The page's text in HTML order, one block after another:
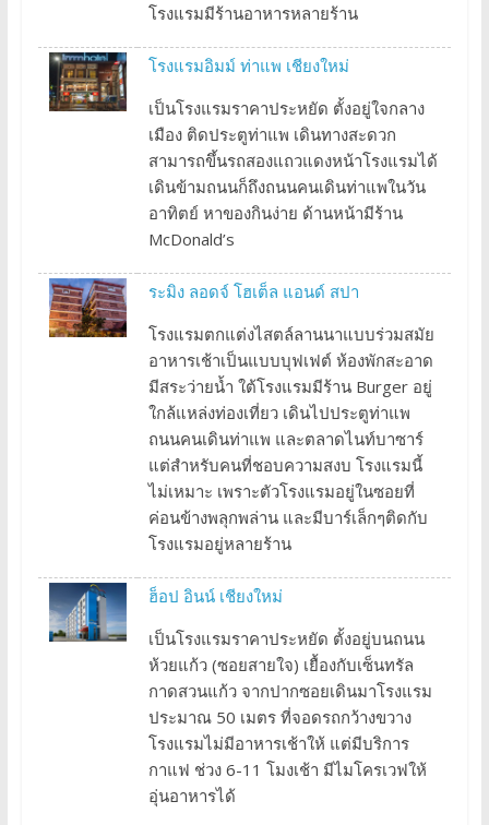
โรงแรมมีร้านอาหารหลายร้าน
โรงแรมอิมม์ ท่าแพ เชียงใหม่
เป็นโรงแรมราคาประหยัด ตั้งอยู่ใจกลาง
เมือง ติดประตูท่าแพ เดินทางสะดวก
สามารถขึ้นรถสองแถวแดงหน้าโรงแรมได้
เดินข้ามถนนก็ถึงถนนคนเดินท่าแพในวัน
อาทิตย์ หาของกินง่าย ด้านหน้ามีร้าน
McDonald’s
ระมิง ลอดจ์ โฮเต็ล แอนด์ สปา
โรงแรมตกแต่งไสตล์ลานนาแบบร่วมสมัย
อาหารเช้าเป็นแบบบุฟเฟต์ ห้องพักสะอาด
มีสระว่ายน้ำ ใต้โรงแรมมีร้าน Burger อยู่
ใกล้แหล่งท่องเที่ยว เดินไปประตูท่าแพ
ถนนคนเดินท่าแพ และตลาดไนท์บาซาร์
แต่สำหรับคนที่ชอบความสงบ โรงแรมนี้
ไม่เหมาะ เพราะตัวโรงแรมอยู่ในซอยที่
ค่อนข้างพลุกพล่าน และมีบาร์เล็กๆติดกับ
โรงแรมอยู่หลายร้าน
ฮ็อป อินน์ เชียงใหม่
เป็นโรงแรมราคาประหยัด ตั้งอยู่บนถนน
ห้วยแก้ว (ซอยสายใจ) เยื้องกับเซ็นทรัล
กาดสวนแก้ว จากปากซอยเดินมาโรงแรม
ประมาณ 50 เมตร ที่จอดรถกว้างขวาง
โรงแรมไม่มีอาหารเช้าให้ แต่มีบริการ
กาแฟ ช่วง 6-11 โมงเช้า มีไมโครเวฟให้
อุ่นอาหารได้